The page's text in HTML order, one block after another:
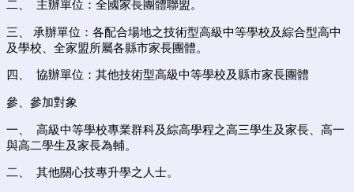
二、 主辦單位： 全國家長團體聯盟。
三、 承辦單位：各配合場地之技術型高級中等學校及綜合型高中
及學校、 全家盟所屬各縣市家長團體。
四、 協辦單位：其他技術型高級中等學校及縣市家長團體
參、參加對象
一、 高級中等學校專業群科及綜高學程之高三學生及家長、高一
與高二學生及家長為輔。
二、 其他關心技專升學之人士。